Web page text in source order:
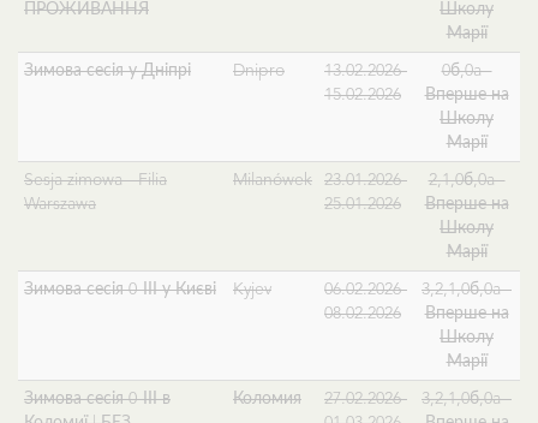
ПРОЖИВАННЯ
Школу
Марії
Зимова сесія у Дніпрі Dnipro
13.02.2026-
15.02.2026
0б,0a -
Вперше на
Школу
Марії
Sesja zimowa - Filia
Warszawa
Milanówek
23.01.2026-
25.01.2026
2,1,0б,0a -
Вперше на
Школу
Марії
Зимова сесія 0-ІІІ у Києві Kyjev
06.02.2026-
08.02.2026
3,2,1,0б,0a -
Вперше на
Школу
Марії
Зимова сесія 0-ІІІ в
Коломия
27.02.2026-
3,2,1,0б,0a -